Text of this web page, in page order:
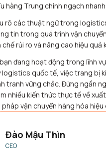
hàng Trung chính ngạch
rõ các thuật ngữ trong
tin trong quá trình vận
chế rủi ro và nâng cao hiệu quả
đang hoạt động trong lĩnh
logistics quốc tế, việc trang bị
tranh vững chắc. Đừng ngần
nhiều kiến thức thực tế về
pháp vận chuyển hàng hóa hiệu
Đào Mậu Thìn
CEO